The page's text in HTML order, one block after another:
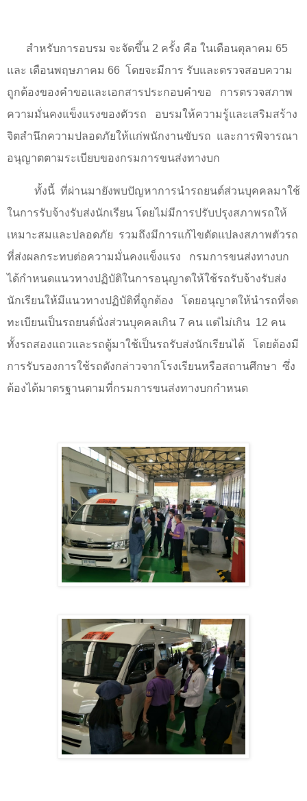
สำหรับการอบรม จะจัดขึ้น 2 ครั้ง คือ ในเดือนตุลาคม 65
และ เดือนพฤษภาคม 66 โดยจะมีการ รับและตรวจสอบความ
ถูกต้องของคำขอและเอกสารประกอบคำขอ
การตรวจสภาพ
ความมั่นคงแข็งแรงของตัวรถ
อบรมให้ความรู้และเสริมสร้าง
จิตสำนึกความปลอดภัยให้แก่พนักงานขับรถ และการพิจารณา
อนุญาตตามระเบียบของกรมการขนส่งทางบก
ทั้งนี้ ที่ผ่านมายังพบปัญหาการนำรถยนต์ส่วนบุคคลมาใช้
ในการรับจ้างรับส่งนักเรียน โดยไม่มีการปรับปรุงสภาพรถให้
เหมาะสมและปลอดภัย รวมถึงมีการแก้ไขดัดแปลงสภาพตัวรถ
ที่ส่งผลกระทบต่อความมั่นคงแข็งแรง
กรมการขนส่งทางบก
ได้กำหนดแนวทางปฏิบัติในการอนุญาตให้ใช้รถรับจ้างรับส่ง
นักเรียนให้มีแนวทางปฏิบัติที่ถูกต้อง
โดยอนุญาตให้นำรถที่จด
ทะเบียนเป็นรถยนต์นั่งส่วนบุคคลเกิน 7 คน แต่ไม่เกิน 12 คน
ทั้งรถสองแถวและรถตู้มาใช้เป็นรถรับส่งนักเรียนได้
โดยต้องมี
การรับรองการใช้รถดังกล่าวจากโรงเรียนหรือสถานศึกษา ซึ่ง
ต้องได้มาตรฐานตามที่กรมการขนส่งทางบกกำหนด